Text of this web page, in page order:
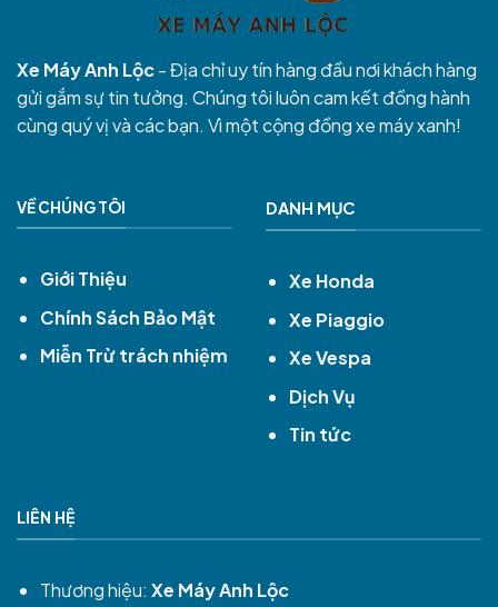
Xe Máy Anh Lộc- Địa chỉ uy tín hàng đầu nơi khách hàng
gửi gắm sự tin tưởng. Chúng tôi luôn cam kết đồng hành
cùng quý vị và các bạn. Vì một cộng đồng xe máy xanh!
VỀ CHÚNG TÔI
Giới Thiệu
Chính Sách Bảo Mật
Miễn Trừ trách nhiệm
DANH MỤC
Xe Honda
Xe Piaggio
Xe Vespa
Dịch Vụ
Tin tức
LIÊN HỆ
Thương hiệu: Xe Máy Anh Lộc